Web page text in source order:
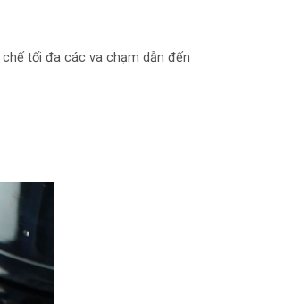
mm
mm
tối đa các va chạm dẫn đến